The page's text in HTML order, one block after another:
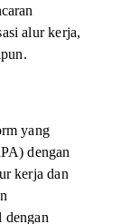
alur kerja,
yang
dengan
kerja dan
dengan